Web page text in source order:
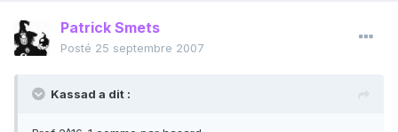
Patrick Smets
Posté 25 septembre 2007
Kassad a dit :